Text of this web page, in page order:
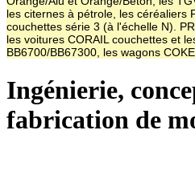
les citernes à pétrole, les céréaliers
couchettes série 3 (à l'échelle N).
les voitures CORAIL couchettes et
BB6700/BB67300, les wagons
Ingénierie,
fabrication de